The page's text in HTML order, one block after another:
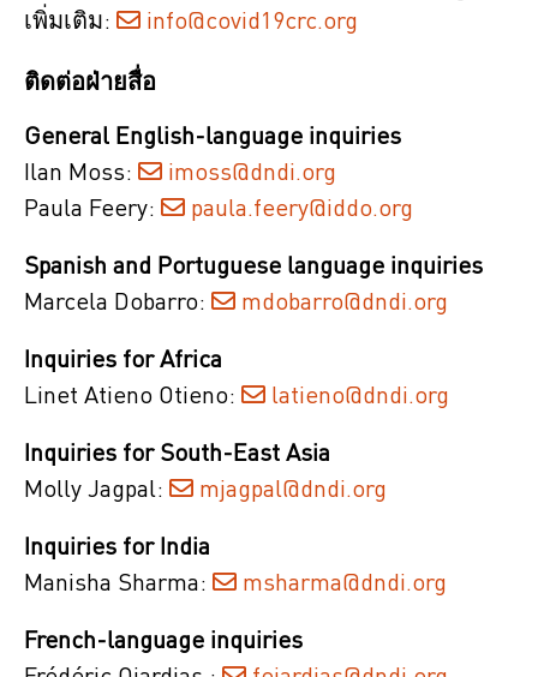
เพิ่มเติม:
info@covid19crc.org
ติดต่อฝ่ายสื่อ
General English-language inquiries
Ilan Moss:
imoss@dndi.org
Paula Feery:
paula.feery@iddo.org
Spanish and Portuguese language inquiries
Marcela Dobarro:
mdobarro@dndi.org
Inquiries for Africa
Linet Atieno Otieno:
latieno@dndi.org
Inquiries for South-East Asia
Molly Jagpal:
mjagpal@dndi.org
Inquiries for India
Manisha Sharma:
msharma@dndi.org
French-language inquiries